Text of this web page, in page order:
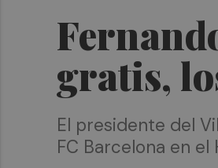
gratis,
El presidente del
FC Barcelona en